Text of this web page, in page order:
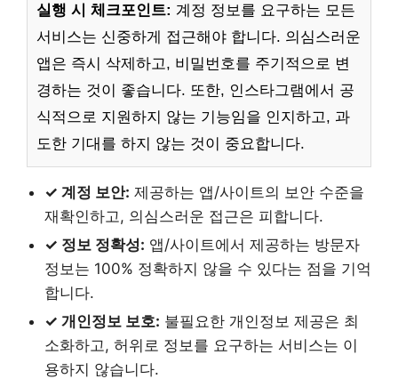
실행 시 체크포인트: 계정 정보를 요구하는 모든
서비스는 신중하게 접근해야 합니다. 의심스러운
앱은 즉시 삭제하고, 비밀번호를 주기적으로 변
경하는 것이 좋습니다. 또한, 인스타그램에서 공
식적으로 지원하지 않는 기능임을 인지하고, 과
도한 기대를 하지 않는 것이 중요합니다.
✓ 계정 보안: 제공하는 앱/사이트의 보안 수준을
재확인하고, 의심스러운 접근은 피합니다.
✓ 정보 정확성: 앱/사이트에서 제공하는 방문자
정보는 100% 정확하지 않을 수 있다는 점을 기억
합니다.
✓ 개인정보 보호: 불필요한 개인정보 제공은 최
소화하고, 허위로 정보를 요구하는 서비스는 이
용하지 않습니다.